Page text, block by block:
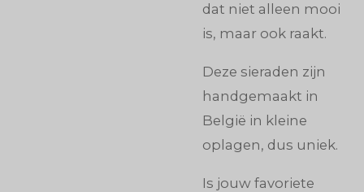
dat niet alleen mooi
is, maar ook raakt.
Deze sieraden zijn
handgemaakt in
België in kleine
oplagen, dus uniek.
Is jouw favoriete